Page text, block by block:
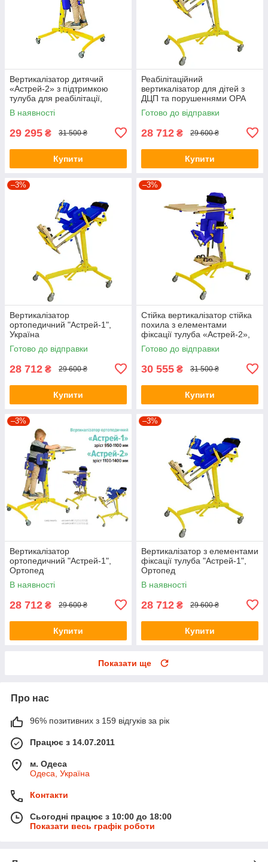
Вертикалізатор дитячий
«Астрей-2» з підтримкою
тулуба для реабілітації,
Ортопед, Україна
В наявності
29 295 ₴ 31 500 ₴
Купити
Реабілітаційний
вертикалізатор для дітей з
ДЦП та порушеннями ОРА
"Астрей-1", Україна
Готово до відправки
28 712 ₴ 29 600 ₴
Купити
–3%
Вертикалізатор
ортопедичний "Астрей-1",
Україна
Готово до відправки
28 712 ₴ 29 600 ₴
Купити
–3%
Стійка вертикалізатор стійка
похила з елементами
фіксації тулуба «Астрей-2»,
Україна
Готово до відправки
30 555 ₴ 31 500 ₴
Купити
–3%
Вертикалізатор
ортопедичний "Астрей-1",
Ортопед
В наявності
28 712 ₴ 29 600 ₴
Купити
–3%
Вертикалізатор з елементами
фіксації тулуба "Астрей-1",
Ортопед
В наявності
28 712 ₴ 29 600 ₴
Купити
Показати ще
Про нас
96% позитивних з 159 відгуків за рік
Працює з 14.07.2011
м. Одеса
Одеса, Україна
Контакти
Сьогодні працює з 10:00 до 18:00
Показати весь графік роботи